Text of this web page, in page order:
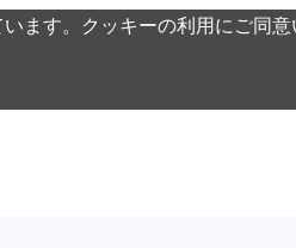
ます。クッキーの利用にご同